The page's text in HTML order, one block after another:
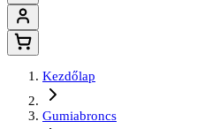
Kezdőlap
Gumiabroncs